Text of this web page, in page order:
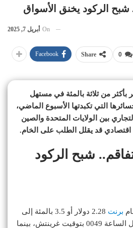
شبح الركود يخنق الأسواق
On أبريل 7, 2025
0
Share
Facebook
من ثلاثة بالمئة في مستهل
التي تكبدتها الأسبوع الماضي،
بين الولايات المتحدة والصين
قد يقلل الطلب على الخام.
شبح الركود
برنت
2.28 دولار أو 3.5 بالمئة إلى
63.30 دولار للبرميل بحلول الساعة 0049 بتوقيت غرينتش، بينما